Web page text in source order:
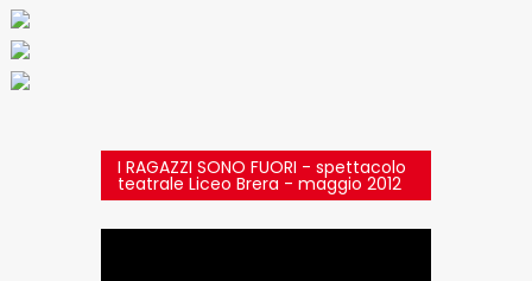
I RAGAZZI SONO FUORI - spettacolo
teatrale Liceo Brera - maggio 2012